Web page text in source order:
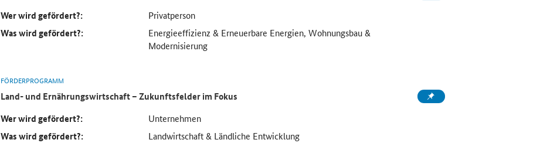
Wer wird gefördert?:
Privatperson
Was wird gefördert?:
Energieeffizienz & Erneuerbare Energien, Wohnungsbau &
Modernisierung
FÖRDERPROGRAMM
Land- und Ernährungswirtschaft – Zukunftsfelder im Fokus
Wer wird gefördert?:
Unternehmen
Was wird gefördert?: Landwirtschaft & Ländliche Entwicklung